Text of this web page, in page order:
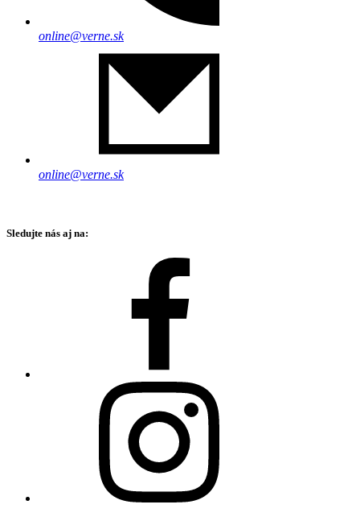
online@verne.sk
online@verne.sk
Sledujte nás aj na: